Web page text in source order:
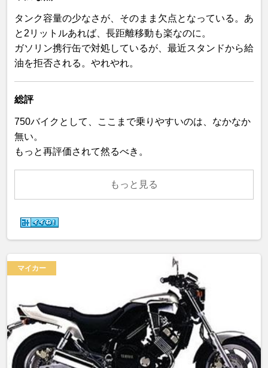
タンク容量の少なさが、そのまま欠点となっている。あ
と2リットルあれば、長距離移動も楽なのに。
ガソリン携行缶で対処しているが、最近スタンドから給
油を拒否される。やれやれ。
総評
750バイクとして、ここまで乗りやすいのは、なかなか
無い。
もっと再評価されて然るべき。
もっと見る
マイカー